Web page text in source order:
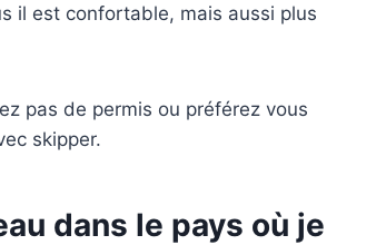
il est confortable, mais aussi plus
pas de permis ou préférez vous
skipper.
dans le pays où je